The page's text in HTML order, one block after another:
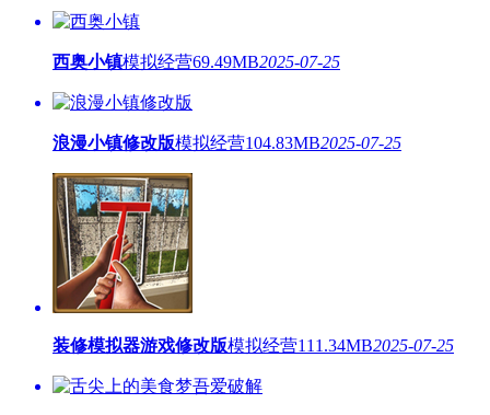
西奥小镇模拟经营69.49MB2025-07-25
浪漫小镇修改版模拟经营104.83MB2025-07-25
装修模拟器游戏修改版模拟经营111.34MB2025-07-25